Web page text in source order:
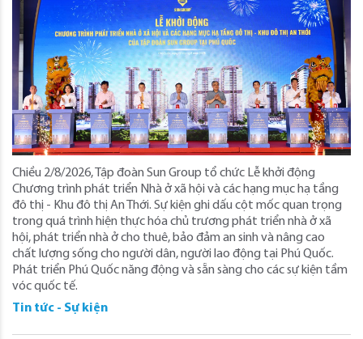
Chiều 2/8/2026, Tập đoàn Sun Group tổ chức Lễ khởi động
Chương trình phát triển Nhà ở xã hội và các hạng mục hạ tầng
đô thị - Khu đô thị An Thới. Sự kiện ghi dấu cột mốc quan trọng
trong quá trình hiện thực hóa chủ trương phát triển nhà ở xã
hội, phát triển nhà ở cho thuê, bảo đảm an sinh và nâng cao
chất lượng sống cho người dân, người lao động tại Phú Quốc.
Phát triển Phú Quốc năng động và sẵn sàng cho các sự kiện tầm
vóc quốc tế.
Tin tức - Sự kiện